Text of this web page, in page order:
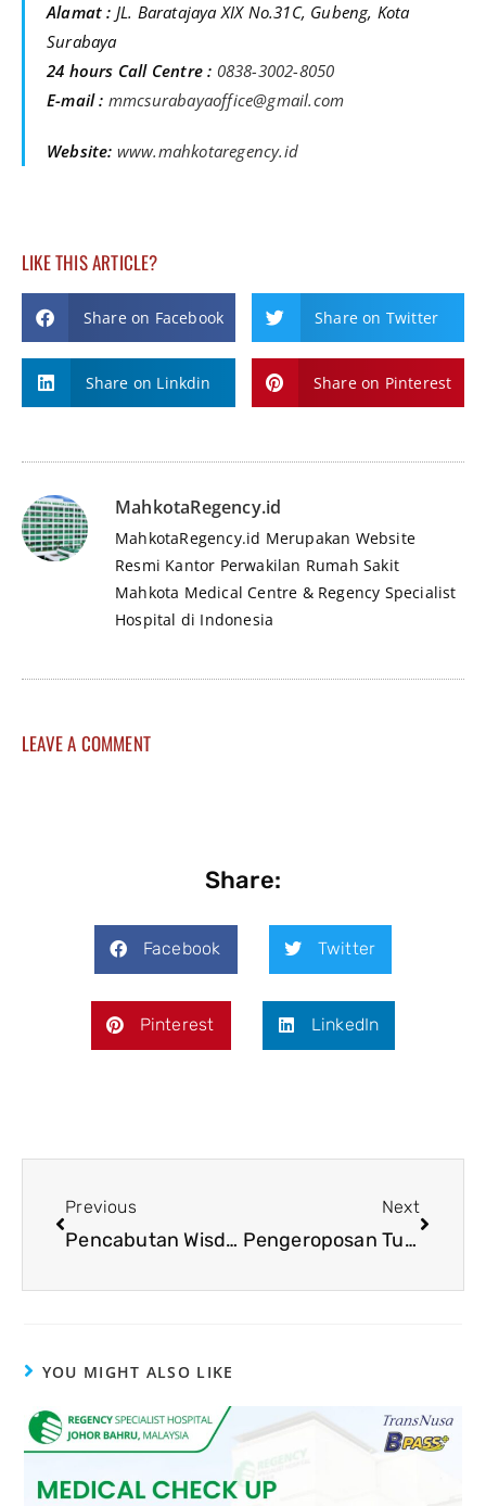
Alamat : JL. Baratajaya XIX No.31C, Gubeng, Kota
Surabaya
24 hours Call Centre : 0838-3002-8050
E-mail : mmcsurabayaoffice@gmail.com
Website: www.mahkotaregency.id
LIKE THIS ARTICLE?
Share on Facebook Share on Twitter
Share on Linkdin Share on Pinterest
MahkotaRegency.id
MahkotaRegency.id Merupakan Website
Resmi Kantor Perwakilan Rumah Sakit
Mahkota Medical Centre & Regency Specialist
Hospital di Indonesia
LEAVE A COMMENT
Share:
Facebook Twitter
Pinterest LinkedIn
Previous
Pencabutan Wisdom Tooth di Rumah Sakit Malaysia
Next
Pengeroposan Tulang (Osteoporosis) : Silent Disease
YOU MIGHT ALSO LIKE